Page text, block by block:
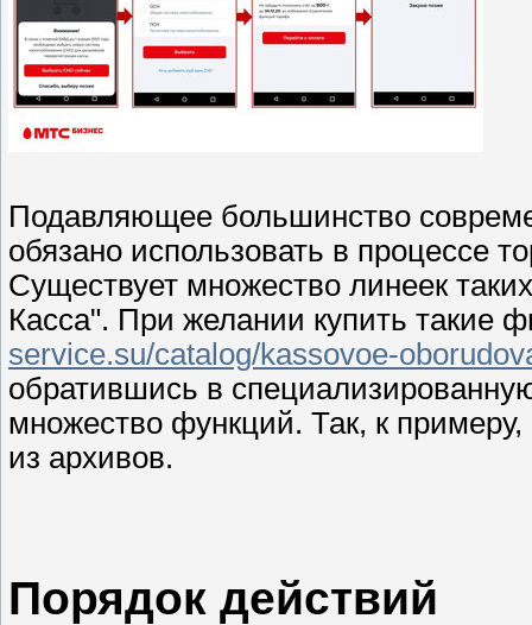
Подавляющее большинство
обязано использовать в процессе
Существует множество линеек
Касса". При желании купить такие
service.su/catalog/kassovoe-
обратившись в
множество функций. Так, к
из архивов.
Порядок действий